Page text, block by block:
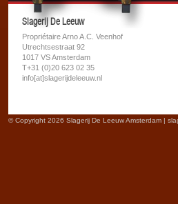
Slagerij De Leeuw
Propriétaire Arno A.C. Veenhof
Utrechtsestraat 92
1017 VS Amsterdam
T+31 (0)20 623 02 35
info[at]slagerijdeleeuw.nl
© Copyright 2026 Slagerij De Leeuw Amsterdam |